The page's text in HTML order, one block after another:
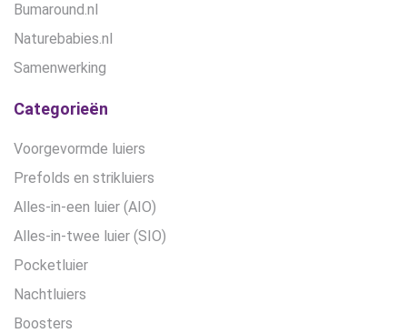
Bumaround.nl
Naturebabies.nl
Samenwerking
Categorieën
Voorgevormde luiers
Prefolds en strikluiers
Alles-in-een luier (AIO)
Alles-in-twee luier (SIO)
Pocketluier
Nachtluiers
Boosters